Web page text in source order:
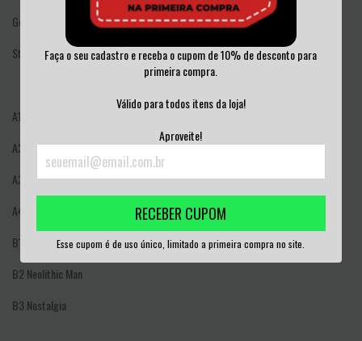
Faça o seu cadastro e receba o cupom de 10% de desconto para
primeira compra.
Válido para todos itens da loja!
Aproveite!
RECEBER CUPOM
Esse cupom é de uso único, limitado a primeira compra no site.
Genre:
Style:
MPB
A1
A2
Nine Out Of Ten
A3
Triste Bahia
A4
B1
Mora Na Filosofia
B2 Neolithic Man
B3 Nostalgia